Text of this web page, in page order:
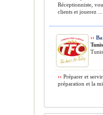
Réceptionniste,
clients et jouerez ...
››
›› Préparer et
préparation et la